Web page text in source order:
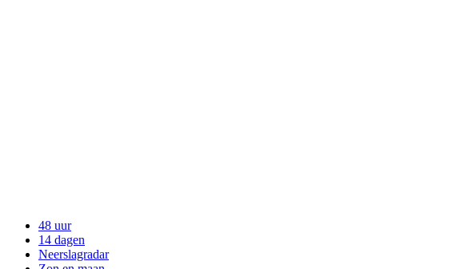
48 uur
14 dagen
Neerslagradar